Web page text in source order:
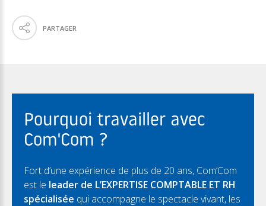
PARTAGER
Pourquoi travailler avec
Com'Com ?
Fort d’une expérience de plus de 20 ans, Com’Com
est le leader de L’EXPERTISE COMPTABLE ET RH
spécialisée qui accompagne le spectacle vivant, les